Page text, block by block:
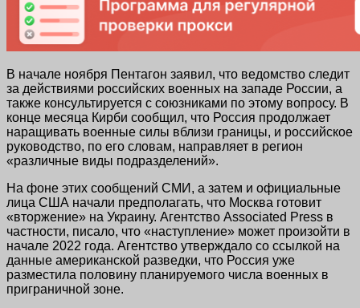
В начале ноября Пентагон заявил, что ведомство следит
за действиями российских военных на западе России, а
также консультируется с союзниками по этому вопросу. В
конце месяца Кирби сообщил, что Россия продолжает
наращивать военные силы вблизи границы, и российское
руководство, по его словам, направляет в регион
«различные виды подразделений».
На фоне этих сообщений СМИ, а затем и официальные
лица США начали предполагать, что Москва готовит
«вторжение» на Украину. Агентство Associated Press в
частности, писало, что «наступление» может произойти в
начале 2022 года. Агентство утверждало со ссылкой на
данные американской разведки, что Россия уже
разместила половину планируемого числа военных в
приграничной зоне.